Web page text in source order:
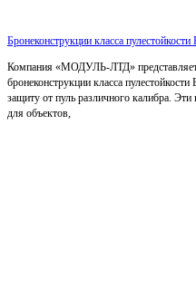
Бронеконструкции класса пулестойкости
Компания «МОДУЛЬ-ЛТД» представляет
бронеконструкции класса
защиту от пуль различного калибра.
для объектов,